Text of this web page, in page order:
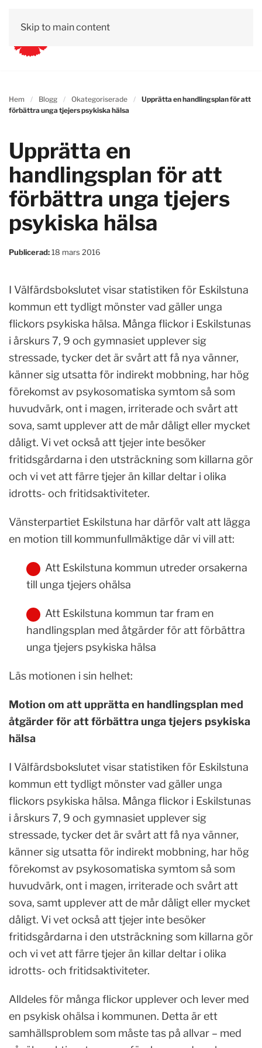
Skip to main content
Hem Blogg Okategoriserade
Upprätta en handlingsplan för att
förbättra unga tjejers psykiska hälsa
Upprätta en
handlingsplan för att
förbättra unga tjejers
psykiska hälsa
Publicerad:18 mars 2016
I Välfärdsbokslutet visar statistiken för Eskilstuna
kommun ett tydligt mönster vad gäller unga
flickors psykiska hälsa. Många flickor i Eskilstunas
i årskurs 7, 9 och gymnasiet upplever sig
stressade, tycker det är svårt att få nya vänner,
känner sig utsatta för indirekt mobbning, har hög
förekomst av psykosomatiska symtom så som
huvudvärk, ont i magen, irriterade och svårt att
sova, samt upplever att de mår dåligt eller mycket
dåligt. Vi vet också att tjejer inte besöker
fritidsgårdarna i den utsträckning som killarna gör
och vi vet att färre tjejer än killar deltar i olika
idrotts- och fritidsaktiviteter.
Vänsterpartiet Eskilstuna har därför valt att lägga
en motion till kommunfullmäktige där vi vill att:
Att Eskilstuna kommun utreder orsakerna
till unga tjejers ohälsa
Att Eskilstuna kommun tar fram en
handlingsplan med åtgärder för att förbättra
unga tjejers psykiska hälsa
Läs motionen i sin helhet:
Motion om att upprätta en handlingsplan med
åtgärder för att förbättra unga tjejers psykiska
hälsa
I Välfärdsbokslutet visar statistiken för Eskilstuna
kommun ett tydligt mönster vad gäller unga
flickors psykiska hälsa. Många flickor i Eskilstunas
i årskurs 7, 9 och gymnasiet upplever sig
stressade, tycker det är svårt att få nya vänner,
känner sig utsatta för indirekt mobbning, har hög
förekomst av psykosomatiska symtom så som
huvudvärk, ont i magen, irriterade och svårt att
sova, samt upplever att de mår dåligt eller mycket
dåligt. Vi vet också att tjejer inte besöker
fritidsgårdarna i den utsträckning som killarna gör
och vi vet att färre tjejer än killar deltar i olika
idrotts- och fritidsaktiviteter.
Alldeles för många flickor upplever och lever med
en psykisk ohälsa i kommunen. Detta är ett
samhällsproblem som måste tas på allvar – med